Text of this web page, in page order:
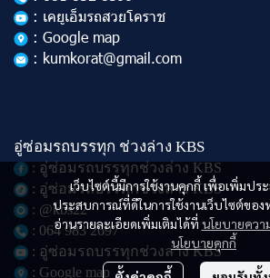
เว็บไซต์นี้มีการใช้งานคุกกี้ เพื่อเพิ่มปร
ประสบการณ์ที่ดีในการใช้งานเว็บไซต์ขอ
อ่านรายละเอียดเพิ่มเติมได้ที่ นโยบายควา
นโยบายคุกกี้
: เคยูเอ็มรถสวยโคราช
: Google map
: kumkorat@gmail.com
อู่ซ่อมรถบรรทุก ช่วงล่าง KBS
: อู่ซ่อมรถบรรทุกช่วงล่าง KBS
: อู่ซ่อมรถบรรทุกช่วงล่าง KBS
: @kbs22
: 064 983 2697
: อู่ซ่อมรถบรรทุกช่วงล่าง KBS
: Google map